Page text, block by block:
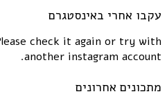
עקבו אחרי באינסטגרם
check it again or try with
another instagram account.
מתכונים אחרונים